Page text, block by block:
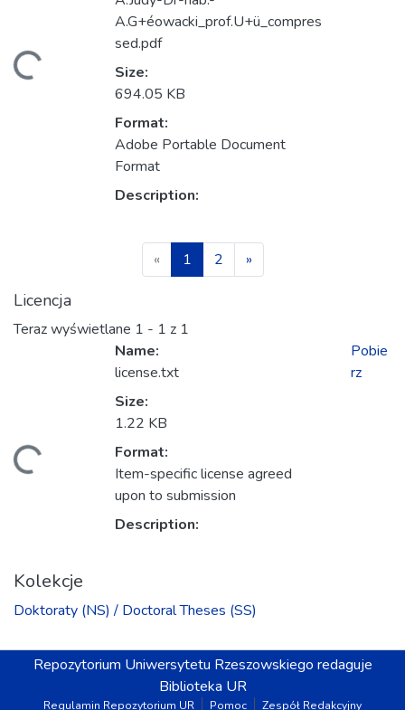
A.G+éowacki_prof.U+ü_compres
sed.pdf
Size:
694.05 KB
Format:
Adobe Portable Document
Format
Description:
« 1(current)
2 »
Licencja
Teraz wyświetlane 1 - 1 z 1
Name:
license.txt
Size:
1.22 KB
Format:
Item-specific license agreed
upon to submission
Description:
Pobie
rz
Kolekcje
Doktoraty (NS) / Doctoral Theses (SS)
Repozytorium Uniwersytetu Rzeszowskiego redaguje
Biblioteka UR
Regulamin Repozytorium UR Pomoc Zespół Redakcyjny